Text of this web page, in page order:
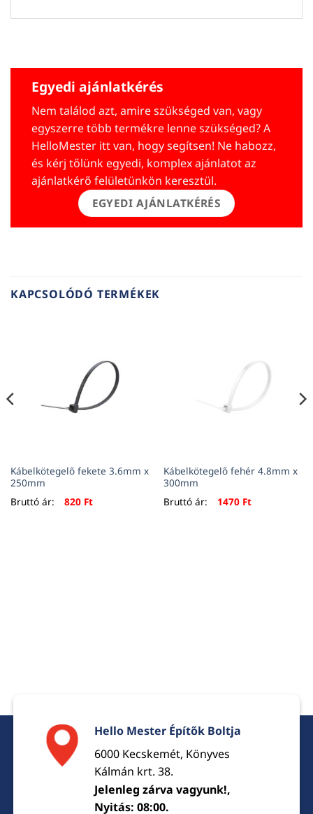
Egyedi ajánlatkérés
Nem találod azt, amire szükséged van, vagy
egyszerre több termékre lenne szükséged? A
HelloMester itt van, hogy segítsen! Ne habozz,
és kérj tőlünk egyedi, komplex ajánlatot az
ajánlatkérő felületünkön keresztül.
EGYEDI AJÁNLATKÉRÉS
KAPCSOLÓDÓ TERMÉKEK
Kábelkötegelő fekete 3.6mm x
250mm
Bruttó ár:
820 Ft
Kábelkötegelő fehér 4.8mm x
300mm
Bruttó ár:
1470 Ft
Hello Mester Építők Boltja
6000 Kecskemét, Könyves
Kálmán krt. 38.
Jelenleg zárva vagyunk!,
Nyitás: 08:00.